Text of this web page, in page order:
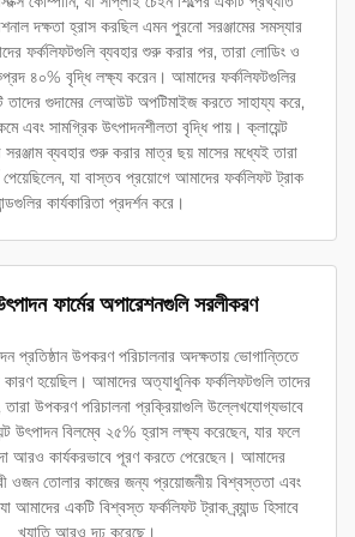
দক্ষতা হ্রাস করছিল এমন পুরনো সরঞ্জামের সমস্যার
ফর্কলিফটগুলি ব্যবহার শুরু করার পর, তারা লোডিং ও
৪০% বৃদ্ধি লক্ষ্য করেন। আমাদের ফর্কলিফটগুলির
তাদের গুদামের লেআউট অপটিমাইজ করতে সাহায্য করে,
এবং সামগ্রিক উৎপাদনশীলতা বৃদ্ধি পায়। ক্লায়েন্ট
সরঞ্জাম ব্যবহার শুরু করার মাত্র ছয় মাসের মধ্যেই তারা
পেয়েছিলেন, যা বাস্তব প্রয়োগে আমাদের ফর্কলিফট ট্রাক
কার্যকারিতা প্রদর্শন করে।
ফার্মের অপারেশনগুলি সরলীকরণ
প্রতিষ্ঠান উপকরণ পরিচালনার অদক্ষতায় ভোগান্তিতে
কারণ হয়েছিল। আমাদের অত্যাধুনিক ফর্কলিফটগুলি তাদের
উপকরণ পরিচালনা প্রক্রিয়াগুলি উল্লেখযোগ্যভাবে
উৎপাদন বিলম্বে ২৫% হ্রাস লক্ষ্য করেছেন, যার ফলে
আরও কার্যকরভাবে পূরণ করতে পেরেছেন। আমাদের
ওজন তোলার কাজের জন্য প্রয়োজনীয় বিশ্বস্ততা এবং
আমাদের একটি বিশ্বস্ত ফর্কলিফট ট্রাক ব্র্যান্ড হিসাবে
খ্যাতি আরও দৃঢ় করেছে।